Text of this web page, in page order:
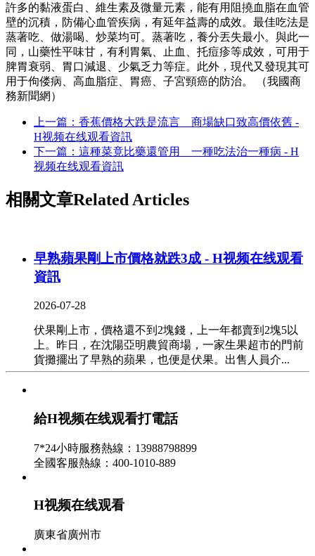
許多的黏液蛋白、維生素及微量元素，能有用阻撓血脂在血管
壁的沉積，防備心血管疾病，有延年益壽的成效。最佳吃法是
蒸著吃、做湯喝、炒菜均可。蒸著吃，養分丟失最小。與此一
同，山藥性平味甘，有利胃氣、止血、托痘疹等成效，可用于
脾胃衰弱、胃口減退、少氣乏力等症。此外，現代又發現其可
用于佝偻病、高血脂症、胃癌、子宮頸癌的防治。 （我國商
務新聞網）
上一篇：香蕉價格大跌是流言 商場缺口致高價依舊 -
H视频在线观看資訊
下一篇：這種菜竟比藥還管用 一種吃法治一種病 - H
视频在线观看資訊
相關文章Related Articles
早熟蘋果剛上市價格就跌3成 - H视频在线观看
資訊
2026-07-28
伏果剛上市，價格還不到2塊錢，上一年都賣到2塊5以
上。昨日，在沈陽亞明農貿商場，一家生果超市的門前
貨攤擺出了早熟的蘋果，也便是伏果。出售人員介...
2026-07-27
最近，不少市民發現大蒜越來越貴了，蒜你狠再度回
歸。記者查詢發現，受商場供給量削減等要素影響，眼
下遼甯鞍山商場大蒜的價格比一個月前上漲三成...
甘肅景泰3100畝西紅柿滯銷 低至一斤一毛 -
給H视频在线观看打電話
7*24小時服務熱線：13988798899
全國客服熱線：400-1010-889
H视频在线观看
廣東省廣州市